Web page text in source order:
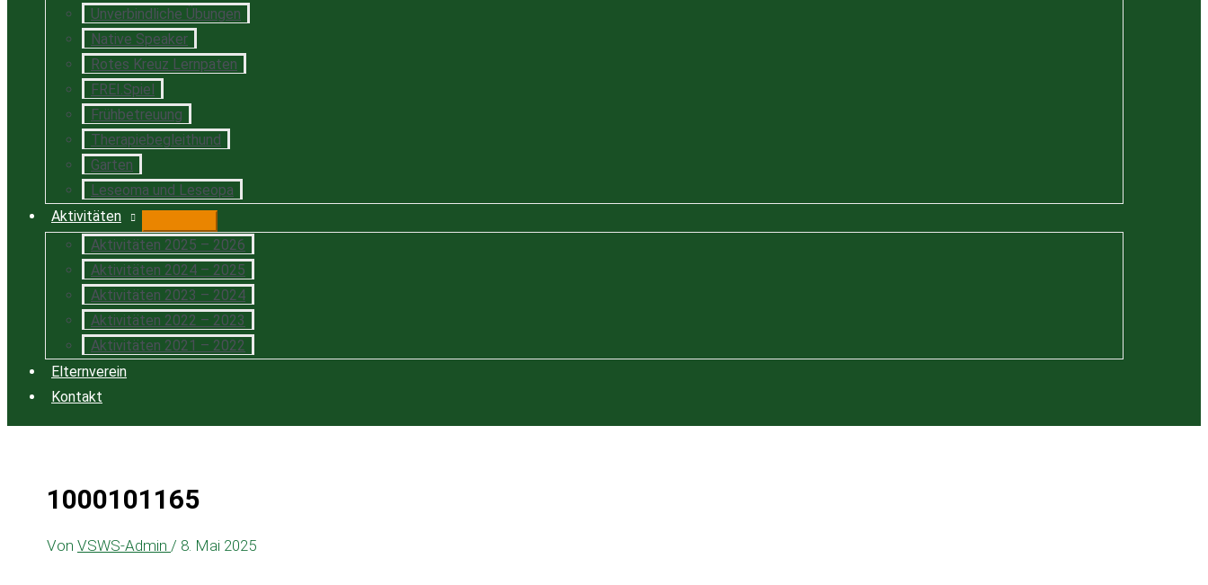
Unverbindliche Übungen
Native Speaker
Rotes Kreuz Lernpaten
FREI.Spiel
Frühbetreuung
Therapiebegleithund
Garten
Leseoma und Leseopa
Aktivitäten
Aktivitäten 2025 – 2026
Aktivitäten 2024 – 2025
Aktivitäten 2023 – 2024
Aktivitäten 2022 – 2023
Aktivitäten 2021 – 2022
Elternverein
Kontakt
1000101165
Von VSWS-Admin / 8. Mai 2025